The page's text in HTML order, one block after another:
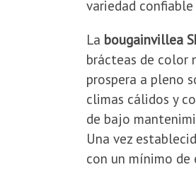
variedad
​La bougainvillea
brácteas de color
prospera a pleno
climas cálidos y
de bajo
Una vez
con un mínimo de